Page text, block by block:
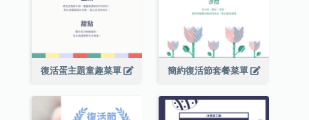
復活蛋主題童趣菜單 簡約復活節套餐菜單